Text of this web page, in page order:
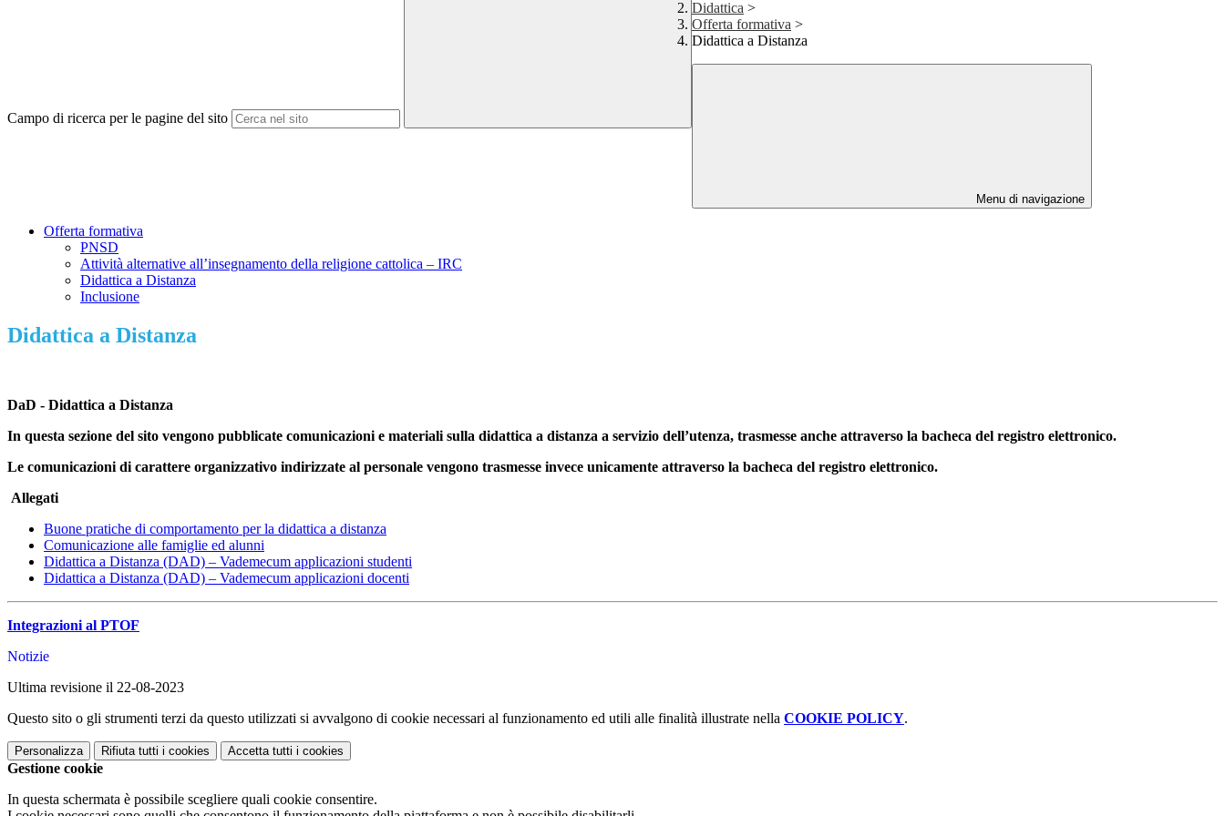
Campo di ricerca per le pagine del sito
Didattica >
Offerta formativa >
Didattica a Distanza
Menu di navigazione
Offerta formativa
PNSD
Attività alternative all’insegnamento della religione cattolica – IRC
Didattica a Distanza
Inclusione
Didattica a Distanza
DaD - Didattica a Distanza
In questa sezione del sito vengono pubblicate comunicazioni e materiali sulla didattica a distanza a servizio dell’utenza, trasmesse anche attraverso la bacheca del registro elettronico.
Le comunicazioni di carattere organizzativo indirizzate al personale vengono trasmesse invece unicamente attraverso la bacheca del registro elettronico.
Allegati
Buone pratiche di comportamento per la didattica a distanza
Comunicazione alle famiglie ed alunni
Didattica a Distanza (DAD) – Vademecum applicazioni studenti
Didattica a Distanza (DAD) – Vademecum applicazioni docenti
Integrazioni al PTOF
Notizie
Ultima revisione il 22-08-2023
Questo sito o gli strumenti terzi da questo utilizzati si avvalgono di cookie necessari al funzionamento ed utili alle finalità illustrate nella COOKIE POLICY.
Personalizza Rifiuta tutti i cookies Accetta tutti i cookies
Gestione cookie
In questa schermata è possibile scegliere quali cookie consentire.